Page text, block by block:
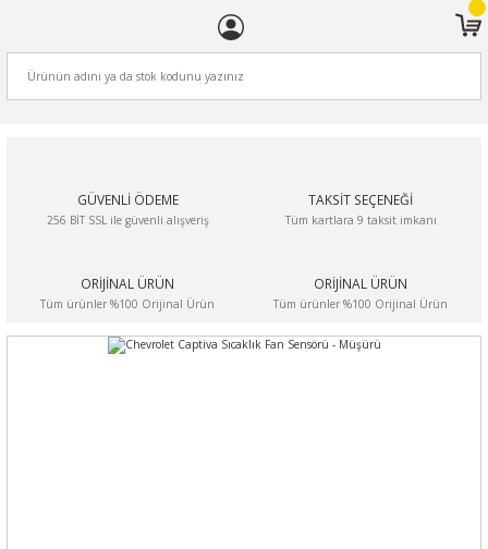
GÜVENLİ ÖDEME
256 BİT SSL ile güvenli alışveriş
TAKSİT SEÇENEĞİ
Tüm kartlara 9 taksit imkanı
ORİJİNAL ÜRÜN
Tüm ürünler %100 Orijinal Ürün
ORİJİNAL ÜRÜN
Tüm ürünler %100 Orijinal Ürün